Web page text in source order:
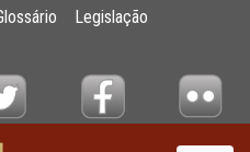
do biênio
Legislação